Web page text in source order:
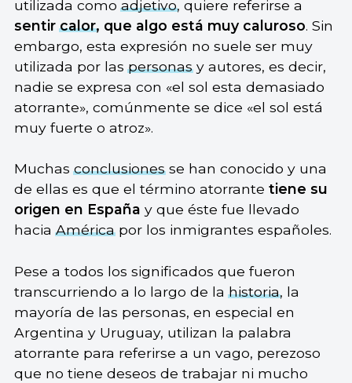
utilizada comoadjetivo, quiere referirse a
sentircalor, que algo está muy caluroso. Sin
embargo, esta expresión no suele ser muy
utilizada por laspersonasy autores, es decir,
nadie se expresa con «el sol esta demasiado
atorrante», comúnmente se dice «el sol está
muy fuerte o atroz».
Muchasconclusionesse han conocido y una
de ellas es que el término atorrante tiene su
origen en España y que éste fue llevado
haciaAméricapor los inmigrantes españoles.
Pese a todos los significados que fueron
transcurriendo a lo largo de lahistoria, la
mayoría de las personas, en especial en
Argentina y Uruguay, utilizan la palabra
atorrante para referirse a un vago, perezoso
que no tiene deseos de trabajar ni mucho